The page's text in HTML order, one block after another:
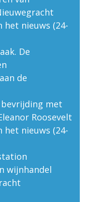
het nieuws (24-
De
de
met
Roosevelt
het nieuws (24-
wijnhandel